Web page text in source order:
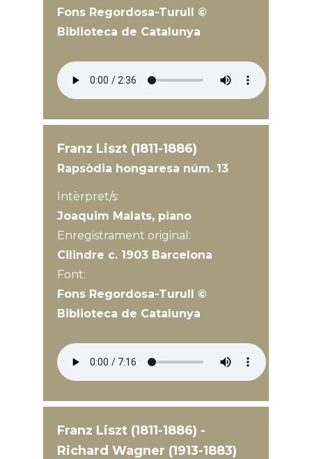
Fons Regordosa-Turull ©
Biblioteca de Catalunya
Franz Liszt (1811-1886)
Rapsòdia hongaresa núm. 13
Intèrpret/s:
Joaquim Malats, piano
Enregistrament original:
Cilindre c. 1903 Barcelona
Font:
Fons Regordosa-Turull ©
Biblioteca de Catalunya
Franz Liszt (1811-1886) -
Richard Wagner (1913-1883)